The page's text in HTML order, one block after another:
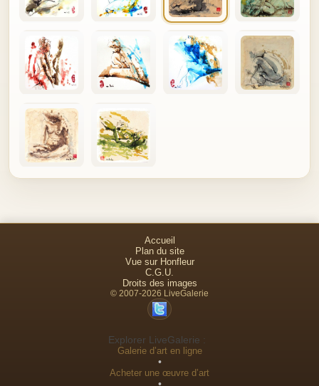
Accueil
Plan du site
Vue sur Honfleur
C.G.U.
Droits des images
© 2007-2026 LiveGalerie
Explorer LiveGalerie :
Galerie d’art en ligne
•
Acheter une œuvre d’art